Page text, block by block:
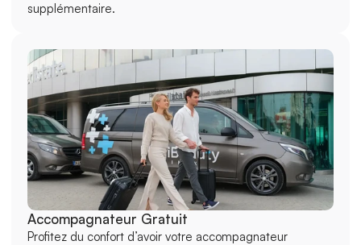
supplémentaire.
Accompagnateur Gratuit
Profitez du confort d’avoir votre accompagnateur